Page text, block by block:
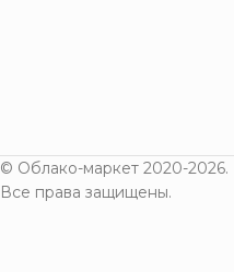
© Облако-маркет 2020-2026.
Все права защищены.